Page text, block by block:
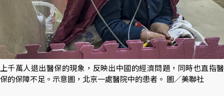
上千萬人退出醫保的現象，反映出中國的經濟問題，同時也直指醫
保的保障不足。示意圖，北京一處醫院中的患者。 圖／美聯社